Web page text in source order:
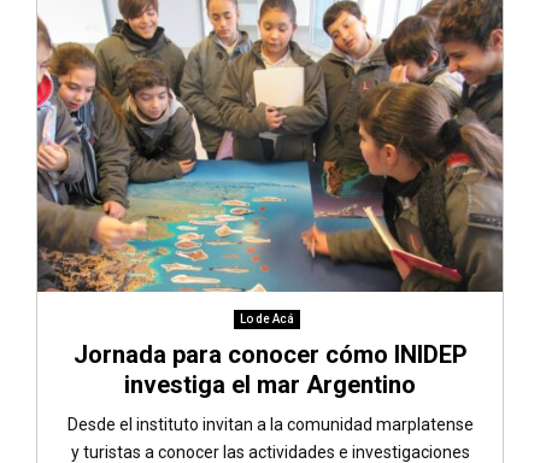
Lo de Acá
Jornada para conocer cómo INIDEP
investiga el mar Argentino
Desde el instituto invitan a la comunidad marplatense
y turistas a conocer las actividades e investigaciones